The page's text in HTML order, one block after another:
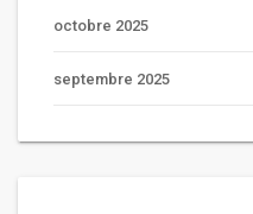
octobre 2025
septembre 2025